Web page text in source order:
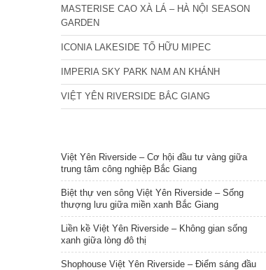
MASTERISE CAO XÀ LÁ – HÀ NỘI SEASON
GARDEN
ICONIA LAKESIDE TỐ HỮU MIPEC
IMPERIA SKY PARK NAM AN KHÁNH
VIỆT YÊN RIVERSIDE BẮC GIANG
Việt Yên Riverside – Cơ hội đầu tư vàng giữa
trung tâm công nghiệp Bắc Giang
Biệt thự ven sông Việt Yên Riverside – Sống
thượng lưu giữa miền xanh Bắc Giang
Liền kề Việt Yên Riverside – Không gian sống
xanh giữa lòng đô thị
Shophouse Việt Yên Riverside – Điểm sáng đầu